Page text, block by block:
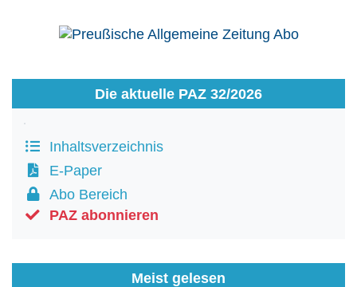
Die aktuelle PAZ 32/2026
Inhaltsverzeichnis
E-Paper
Abo Bereich
PAZ abonnieren
Meist gelesen